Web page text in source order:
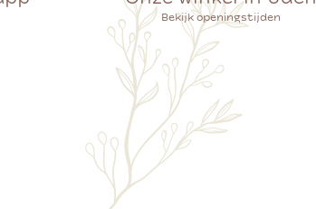
Bekijk openingstijden